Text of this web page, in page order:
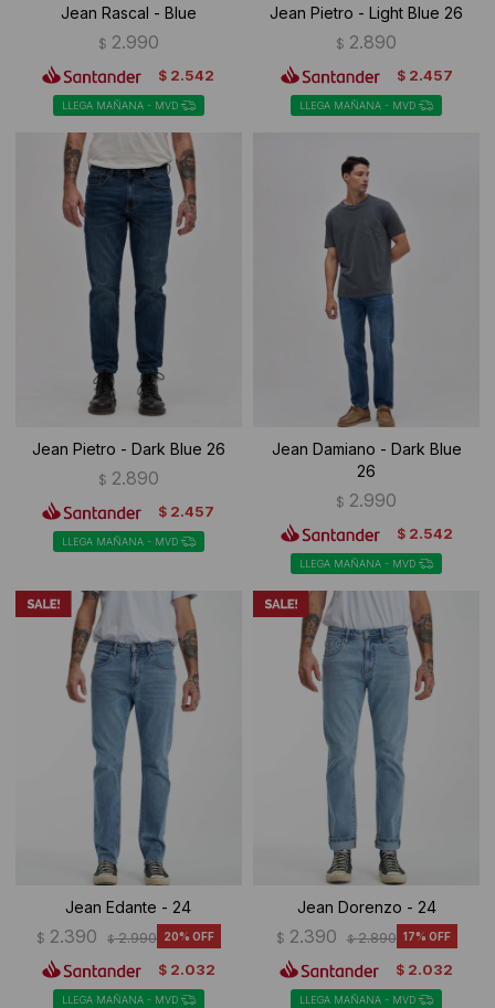
Jean Rascal - Blue
$ 2.990
$ 2.542
LLEGA MAÑANA - MVD
Jean Pietro - Light Blue 26
$ 2.890
$ 2.457
LLEGA MAÑANA - MVD
Jean Pietro - Dark Blue 26
$ 2.890
$ 2.457
LLEGA MAÑANA - MVD
Jean Damiano - Dark Blue
26
$ 2.990
$ 2.542
LLEGA MAÑANA - MVD
Jean Edante - 24
$ 2.390 $ 2.990 20
$ 2.032
LLEGA MAÑANA - MVD
Jean Dorenzo - 24
$ 2.390 $ 2.890 17
$ 2.032
LLEGA MAÑANA - MVD